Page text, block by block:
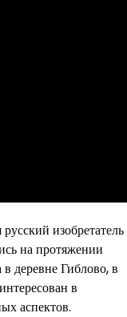
изобретатель
на протяжении
деревне Гиблово, в
в
аспектов.